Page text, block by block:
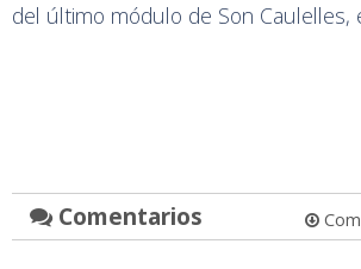
del último módulo de Son Caulelles,
Comentarios